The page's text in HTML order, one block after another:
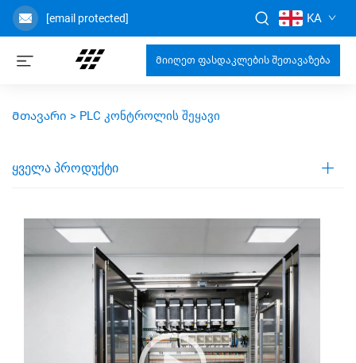
[email protected] KA
Მიიღეთ ფასდაკლების შეთავაზება
Მთავარი > PLC კონტროლის შეყავი
ᲧᲕᲔᲚᲐ ᲞᲠᲝᲓᲣᲥᲢᲘ